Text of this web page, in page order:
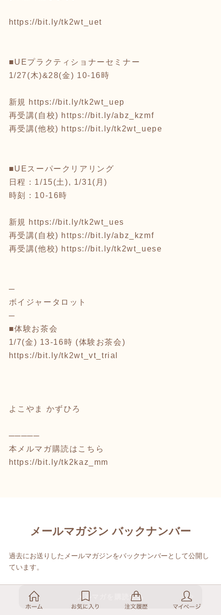
https://bit.ly/tk2wt_uet
■UEプラクティショナーセミナー
1/27(木)&28(金) 10-16時
新規 https://bit.ly/tk2wt_uep
再受講(自校) https://bit.ly/abz_kzmf
再受講(他校) https://bit.ly/tk2wt_uepe
■UEスーパークリアリング
日程：1/15(土), 1/31(月)
時刻：10-16時
新規 https://bit.ly/tk2wt_ues
再受講(自校) https://bit.ly/abz_kzmf
再受講(他校) https://bit.ly/tk2wt_uese
─
ボイジャータロット
─
■体験お茶会
1/7(金) 13-16時 (体験お茶会)
https://bit.ly/tk2wt_vt_trial
よこやま かずひろ
─────
本メルマガ購読はこちら
https://bit.ly/tk2kaz_mm
メールマガジン バックナンバー
過去にお送りしたメールマガジンをバックナンバーとして公開し
ています。
メルマガを購読する